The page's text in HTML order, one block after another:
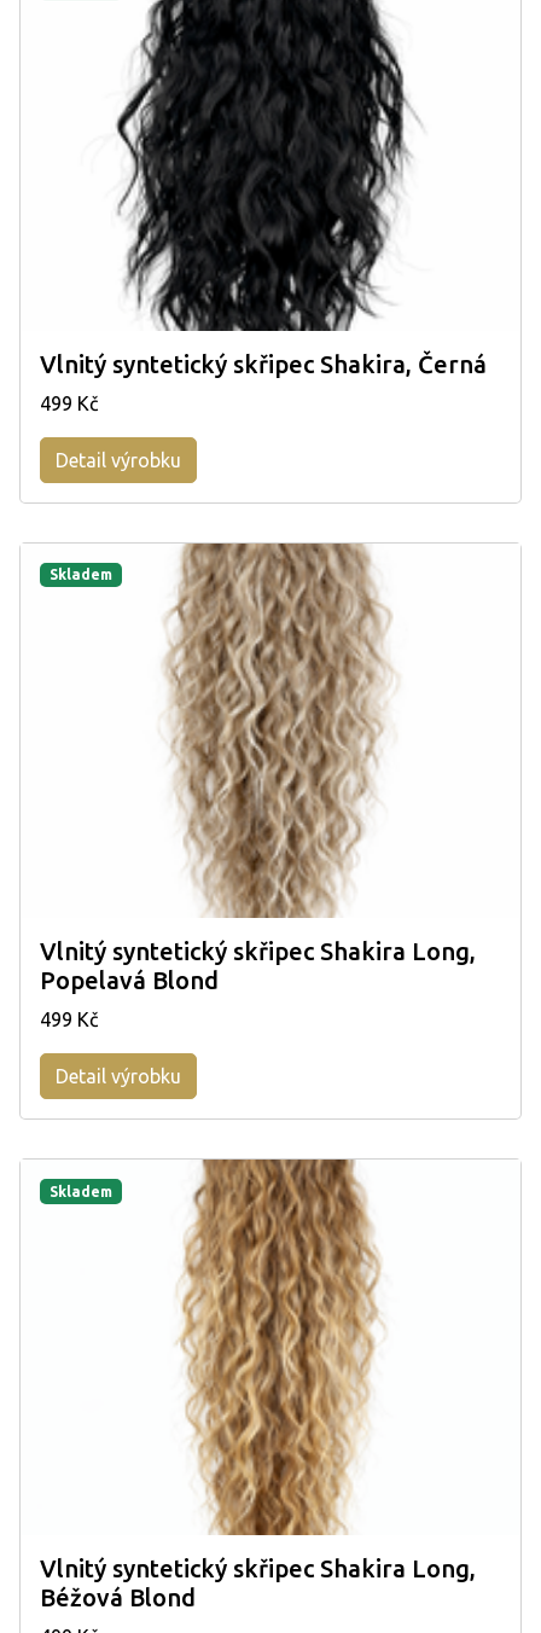
Vlnitý syntetický skřipec Shakira, Černá
499 Kč
Detail výrobku
Skladem
Vlnitý syntetický skřipec Shakira Long,
Popelavá Blond
499 Kč
Detail výrobku
Skladem
Vlnitý syntetický skřipec Shakira Long,
Béžová Blond